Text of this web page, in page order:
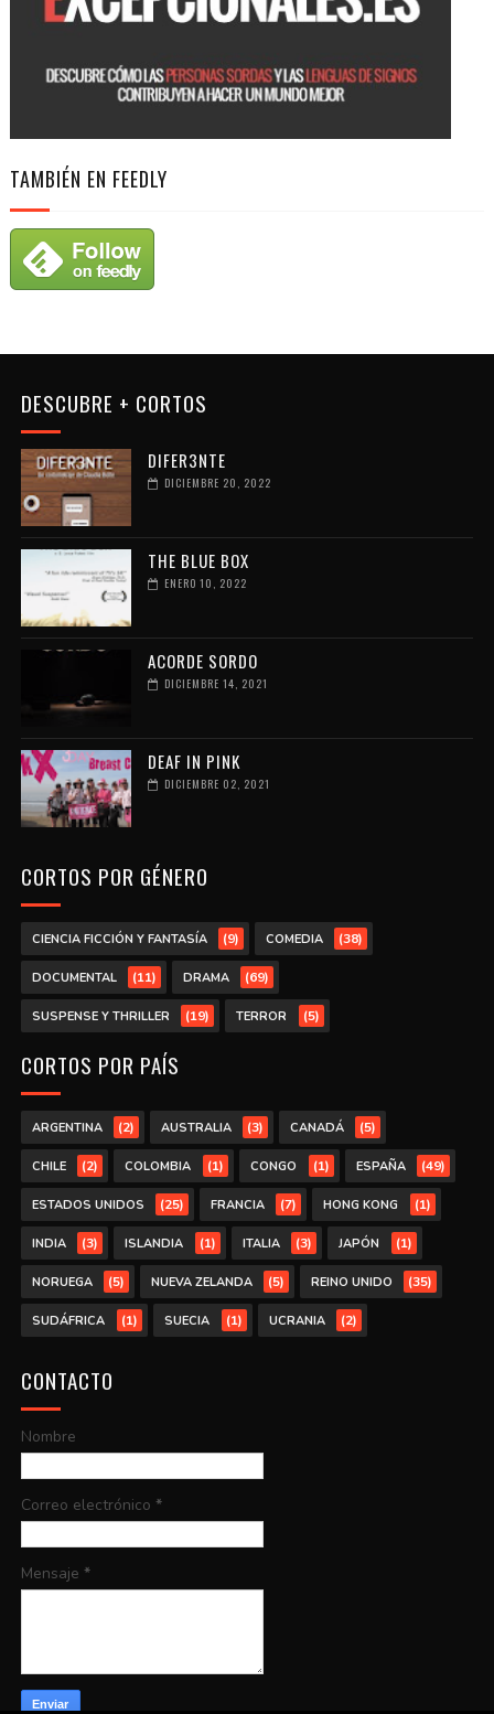
TAMBIÉN EN FEEDLY
DESCUBRE + CORTOS
DIFER3NTE
DICIEMBRE 20, 2022
THE BLUE BOX
ENERO 10, 2022
ACORDE SORDO
DICIEMBRE 14, 2021
DEAF IN PINK
DICIEMBRE 02, 2021
CORTOS POR GÉNERO
CIENCIA FICCIÓN Y FANTASÍA (9) COMEDIA (38)
DOCUMENTAL (11) DRAMA (69)
SUSPENSE Y THRILLER (19) TERROR (5)
CORTOS POR PAÍS
ARGENTINA (2) AUSTRALIA (3) CANADÁ (5)
CHILE (2) COLOMBIA (1) CONGO (1) ESPAÑA (49)
ESTADOS UNIDOS (25) FRANCIA (7) HONG KONG (1)
INDIA (3) ISLANDIA (1) ITALIA (3) JAPÓN (1)
NORUEGA (5) NUEVA ZELANDA (5) REINO UNIDO (35)
SUDÁFRICA (1) SUECIA (1) UCRANIA (2)
CONTACTO
Nombre
Correo electrónico *
Mensaje *